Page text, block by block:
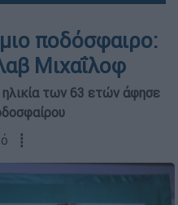
ποδόσφαιρο:
Μιχαΐλοφ
των 63 ετών άφησε
┋